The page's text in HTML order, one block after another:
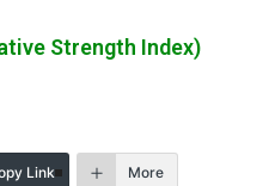
Strength Index)
Link More